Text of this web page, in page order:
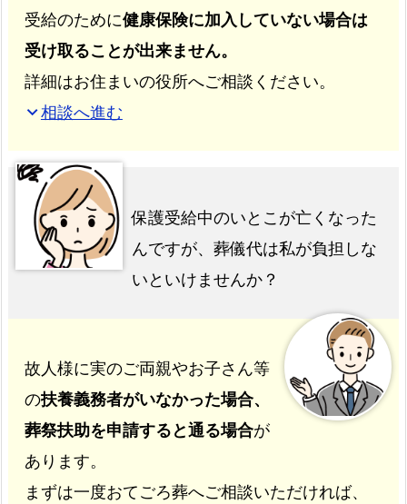
受給のために健康保険に加入していない場合は
受け取ることが出来ません。
詳細はお住まいの役所へご相談ください。
expand_more相談へ進む
保護受給中のいとこが亡くなった
んですが、葬儀代は私が負担しな
いといけませんか？
故人様に実のご両親やお子さん等
の扶養義務者がいなかった場合、
葬祭扶助を申請すると通る場合が
あります。
まずは一度おてごろ葬へご相談いただければ、